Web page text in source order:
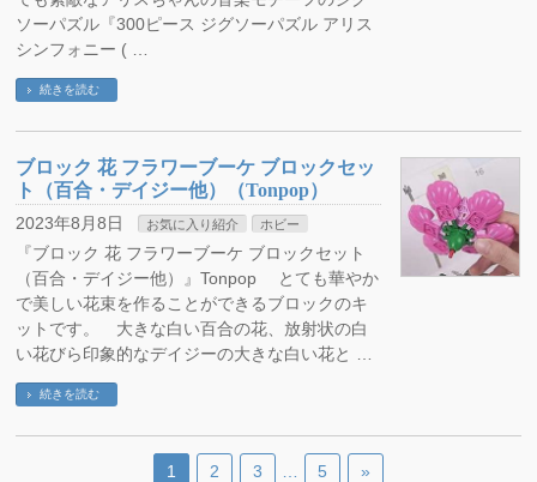
ソーパズル『300ピース ジグソーパズル アリス
シンフォニー ( …
続きを読む
ブロック 花 フラワーブーケ ブロックセッ
ト（百合・デイジー他）（Tonpop）
2023年8月8日 お気に入り紹介 ホビー
『ブロック 花 フラワーブーケ ブロックセット
（百合・デイジー他）』Tonpop とても華やか
で美しい花束を作ることができるブロックのキ
ットです。 大きな白い百合の花、放射状の白
い花びら印象的なデイジーの大きな白い花と …
続きを読む
1 2 3 5 »